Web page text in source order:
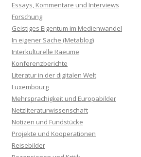
Essays, Kommentare und Interviews
Forschung
Geistiges Eigentum im Medienwandel
In eigener Sache (Metablog)
Interkulturelle Raeume
Konferenzberichte
Literatur in der digitalen Welt
Luxembourg
Mehrsprachigkeit und Europabilder
Netzliteraturwissenschaft
Notizen und Fundstücke
Projekte und Kooperationen
Reisebilder